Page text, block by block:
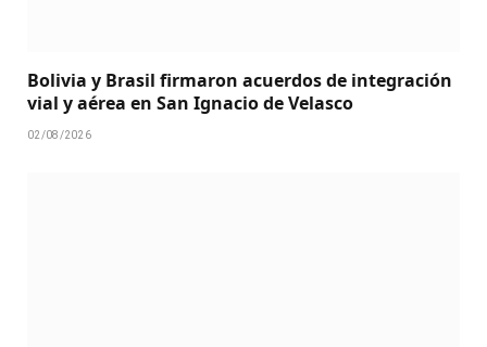
Bolivia y Brasil firmaron acuerdos de integración
vial y aérea en San Ignacio de Velasco
02/08/2026